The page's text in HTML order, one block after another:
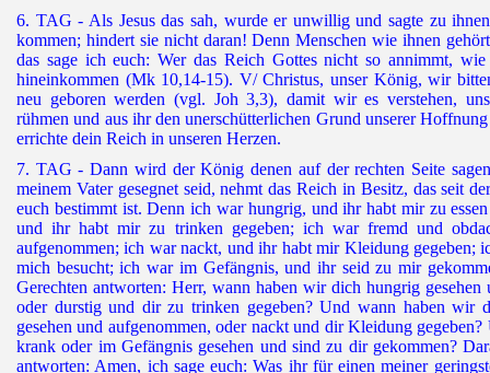
6. TAG - Als Jesus das sah, wurde er unwillig und sagte zu
kommen; hindert sie nicht daran! Denn Menschen wie ihnen
das sage ich euch: Wer das Reich Gottes nicht so annimmt,
hineinkommen (Mk 10,14-15). V/ Christus, unser König, wir
neu geboren werden (vgl. Joh 3,3), damit wir es verstehen,
rühmen und aus ihr den unerschütterlichen Grund unserer
errichte dein Reich in unseren Herzen.
7. TAG - Dann wird der König denen auf der rechten Seite
meinem Vater gesegnet seid, nehmt das Reich in Besitz, das seit
euch bestimmt ist. Denn ich war hungrig, und ihr habt mir zu
und ihr habt mir zu trinken gegeben; ich war fremd und
aufgenommen; ich war nackt, und ihr habt mir Kleidung gegeben;
mich besucht; ich war im Gefängnis, und ihr seid zu mir
Gerechten antworten: Herr, wann haben wir dich hungrig gesehen
oder durstig und dir zu trinken gegeben? Und wann haben wir
gesehen und aufgenommen, oder nackt und dir Kleidung
krank oder im Gefängnis gesehen und sind zu dir gekommen?
antworten: Amen, ich sage euch: Was ihr für einen meiner